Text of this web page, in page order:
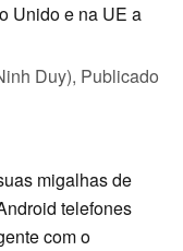
Unido e na UE a
Duy), Publicado
migalhas de
telefones
com o